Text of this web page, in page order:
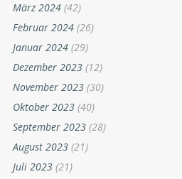
März 2024 (42)
Februar 2024 (26)
Januar 2024 (29)
Dezember 2023 (12)
November 2023 (30)
Oktober 2023 (40)
September 2023 (28)
August 2023 (21)
Juli 2023 (21)